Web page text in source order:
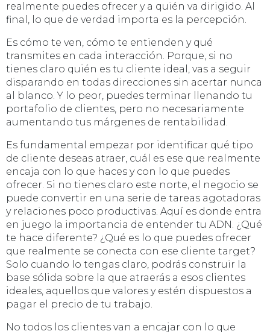
realmente puedes ofrecer y a quién va dirigido. Al
final, lo que de verdad importa es la percepción.
Es cómo te ven, cómo te entienden y qué
transmites en cada interacción. Porque, si no
tienes claro quién es tu cliente ideal, vas a seguir
disparando en todas direcciones sin acertar nunca
al blanco. Y lo peor, puedes terminar llenando tu
portafolio de clientes, pero no necesariamente
aumentando tus márgenes de rentabilidad.
Es fundamental empezar por identificar qué tipo
de cliente deseas atraer, cuál es ese que realmente
encaja con lo que haces y con lo que puedes
ofrecer. Si no tienes claro este norte, el negocio se
puede convertir en una serie de tareas agotadoras
y relaciones poco productivas. Aquí es donde entra
en juego la importancia de entender tu ADN. ¿Qué
te hace diferente? ¿Qué es lo que puedes ofrecer
que realmente se conecta con ese cliente target?
Solo cuando lo tengas claro, podrás construir la
base sólida sobre la que atraerás a esos clientes
ideales, aquellos que valores y estén dispuestos a
pagar el precio de tu trabajo.
No todos los clientes van a encajar con lo que